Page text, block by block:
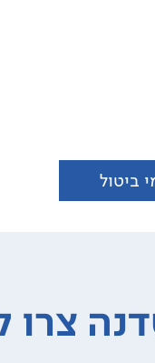
ביטול
צרו